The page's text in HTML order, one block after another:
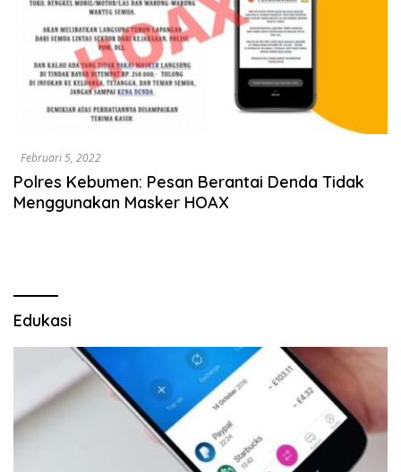
Februari 5, 2022
Polres Kebumen: Pesan Berantai Denda Tidak
Menggunakan Masker HOAX
Edukasi